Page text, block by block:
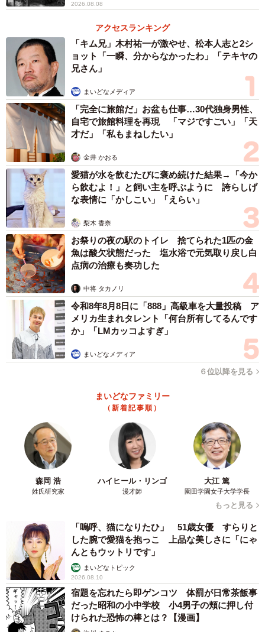
2026.08.08
アクセスランキング
「キム兄」木村祐一が激やせ、松本人志と2シ
ョット「一瞬、分からなかったわ」「テキヤの
兄さん」
まいどなメディア
「完全に旅館だ」お盆も仕事…30代独身男性、
自宅で旅館料理を再現 「マジですごい」「天
才だ」「私もまねしたい」
金井 かおる
愛猫が水を飲むたびに褒め続けた結果→「今か
ら飲むよ！」と飼い主を呼ぶように 誇らしげ
な表情に「かしこい」「えらい」
梨木 香奈
お祭りの夜の駅のトイレ 捨てられた1匹の金
魚は酸欠状態だった 塩水浴で元気取り戻し白
点病の治療も奏功した
中将 タカノリ
令和8年8月8日に「888」高級車を大量投稿 ア
メリカ生まれタレント「何台所有してるんです
か」「LMカッコよすぎ」
まいどなメディア
６位以降を見る
まいどなファミリー
（新着記事順）
森岡 浩
姓氏研究家
ハイヒール・リンゴ
漫才師
大江 篤
園田学園女子大学学長
もっと見る
「嗚呼、猫になりたひ」 51歳女優 すらりと
した腕で愛猫を抱っこ 上品な美しさに「にゃ
んともウットリです」
まいどなトピック
2026.08.10
宿題を忘れたら即ゲンコツ 体罰が日常茶飯事
だった昭和の小中学校 小4男子の頬に押し付
けられた恐怖の棒とは？【漫画】